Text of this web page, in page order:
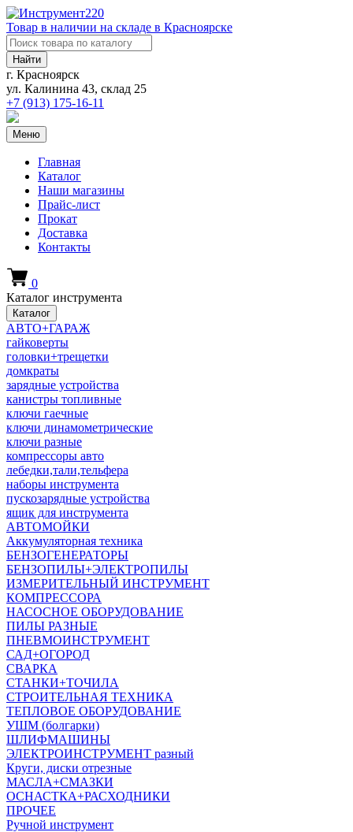
Товар в наличии на складе в Красноярске
Найти
г. Красноярск
ул. Калинина 43, склад 25
+7 (913) 175-16-11
Меню
Главная
Каталог
Наши магазины
Прайс-лист
Прокат
Доставка
Контакты
0
Каталог инструмента
Каталог
АВТО+ГАРАЖ
гайковерты
головки+трещетки
домкраты
зарядные устройства
канистры топливные
ключи гаечные
ключи динамометрические
ключи разные
компрессоры авто
лебедки,тали,тельфера
наборы инструмента
пускозарядные устройства
ящик для инструмента
АВТОМОЙКИ
Аккумуляторная техника
БЕНЗОГЕНЕРАТОРЫ
БЕНЗОПИЛЫ+ЭЛЕКТРОПИЛЫ
ИЗМЕРИТЕЛЬНЫЙ ИНСТРУМЕНТ
КОМПРЕССОРА
НАСОСНОЕ ОБОРУДОВАНИЕ
ПИЛЫ РАЗНЫЕ
ПНЕВМОИНСТРУМЕНТ
САД+ОГОРОД
СВАРКА
СТАНКИ+ТОЧИЛА
СТРОИТЕЛЬНАЯ ТЕХНИКА
ТЕПЛОВОЕ ОБОРУДОВАНИЕ
УШМ (болгарки)
ШЛИФМАШИНЫ
ЭЛЕКТРОИНСТРУМЕНТ разный
Круги, диски отрезные
МАСЛА+СМАЗКИ
ОСНАСТКА+РАСХОДНИКИ
ПРОЧЕЕ
Ручной инструмент